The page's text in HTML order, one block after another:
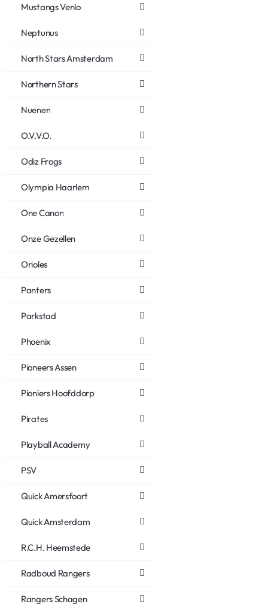
Mustangs Venlo
Neptunus
North Stars Amsterdam
Northern Stars
Nuenen
O.V.V.O.
Odiz Frogs
Olympia Haarlem
One Canon
Onze Gezellen
Orioles
Panters
Parkstad
Phoenix
Pioneers Assen
Pioniers Hoofddorp
Pirates
Playball Academy
PSV
Quick Amersfoort
Quick Amsterdam
R.C.H. Heemstede
Radboud Rangers
Rangers Schagen